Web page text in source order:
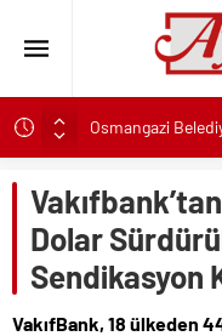
Osmangazi
Başkan Eşki’den
Bornova’nın
Konak’ta imzalar
Çıkmaya Devam
K. Menderes’te
Dolar
Sendikasyon
VakıfBank, 18 ülkeden